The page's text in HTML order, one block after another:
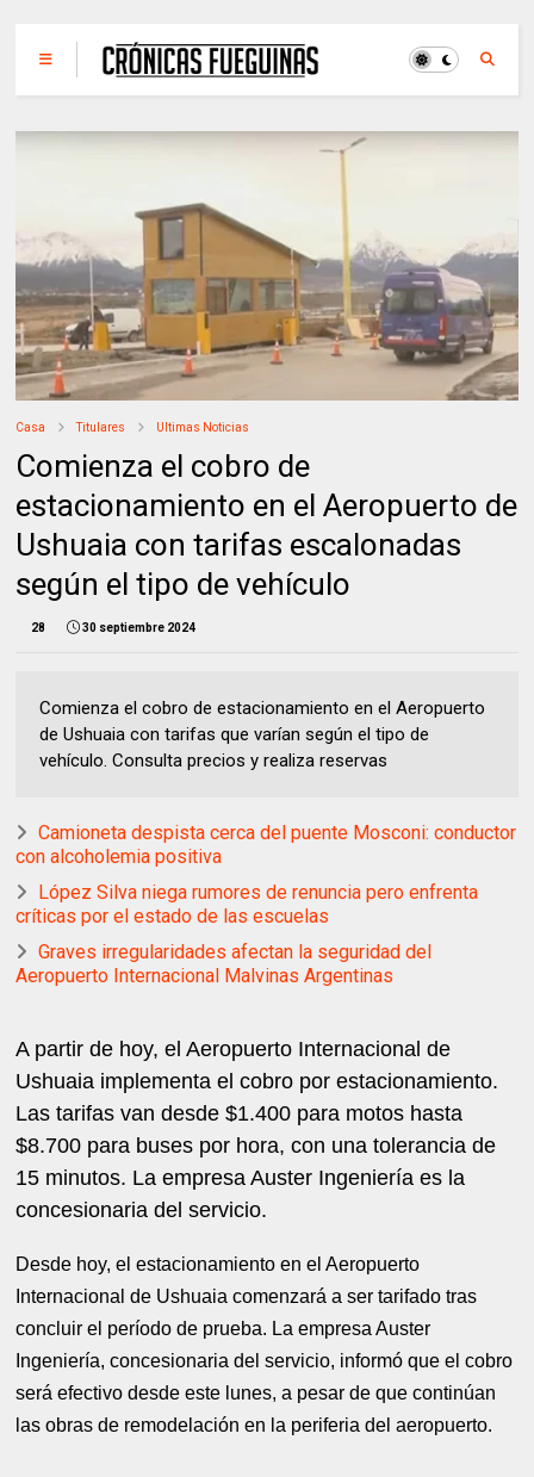
Casa Titulares Ultimas Noticias
Comienza el cobro de
estacionamiento en el Aeropuerto de
Ushuaia con tarifas escalonadas
según el tipo de vehículo
28 30 septiembre 2024
Comienza el cobro de estacionamiento en el Aeropuerto
de Ushuaia con tarifas que varían según el tipo de
vehículo. Consulta precios y realiza reservas
Camioneta despista cerca del puente Mosconi: conductor
con alcoholemia positiva
López Silva niega rumores de renuncia pero enfrenta
críticas por el estado de las escuelas
Graves irregularidades afectan la seguridad del
Aeropuerto Internacional Malvinas Argentinas
A partir de hoy, el Aeropuerto Internacional de
Ushuaia implementa el cobro por estacionamiento.
Las tarifas van desde $1.400 para motos hasta
$8.700 para buses por hora, con una tolerancia de
15 minutos. La empresa Auster Ingeniería es la
concesionaria del servicio.
Desde hoy, el estacionamiento en el Aeropuerto
Internacional de Ushuaia comenzará a ser tarifado tras
concluir el período de prueba. La empresa Auster
Ingeniería, concesionaria del servicio, informó que el cobro
será efectivo desde este lunes, a pesar de que continúan
las obras de remodelación en la periferia del aeropuerto.